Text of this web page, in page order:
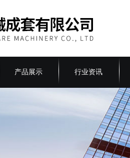
产品展示 行业资讯